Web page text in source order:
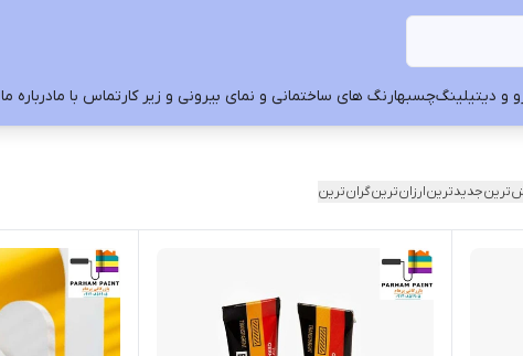
و دیتیلینگچسبهارنگ های ساختمانی و نمای بیرونی و زیر کارتماس با مادرباره ما
جدیدترینارزان‌ترینگران‌ترین